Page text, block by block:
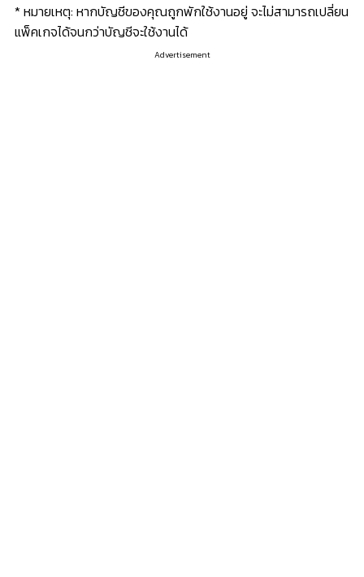
* หมายเหตุ: หากบัญชีของคุณถูกพักใช้งานอยู่ จะไม่สามารถเปลี่ยน
แพ็คเกจได้จนกว่าบัญชีจะใช้งานได้
Advertisement